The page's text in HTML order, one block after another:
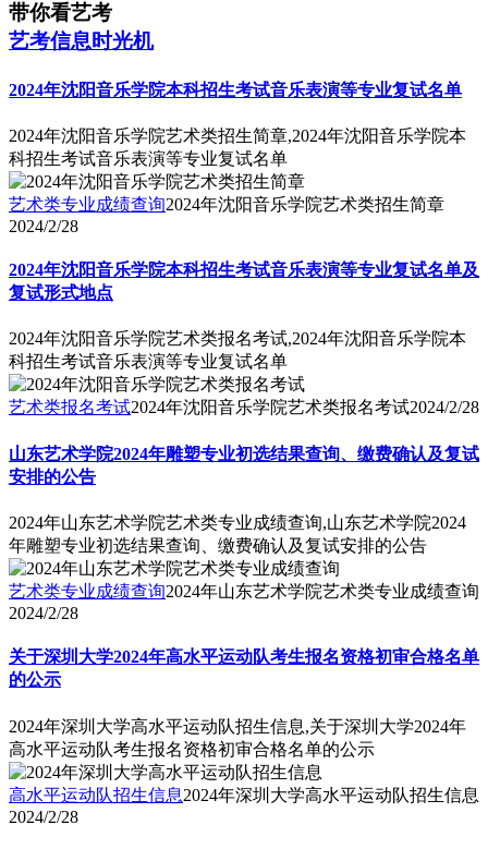
带你看艺考
艺考信息时光机
2024年沈阳音乐学院本科招生考试音乐表演等专业复试名单
2024年沈阳音乐学院艺术类招生简章,2024年沈阳音乐学院本
科招生考试音乐表演等专业复试名单
艺术类专业成绩查询2024年沈阳音乐学院艺术类招生简章
2024/2/28
2024年沈阳音乐学院本科招生考试音乐表演等专业复试名单及
复试形式地点
2024年沈阳音乐学院艺术类报名考试,2024年沈阳音乐学院本
科招生考试音乐表演等专业复试名单
艺术类报名考试2024年沈阳音乐学院艺术类报名考试2024/2/28
山东艺术学院2024年雕塑专业初选结果查询、缴费确认及复试
安排的公告
2024年山东艺术学院艺术类专业成绩查询,山东艺术学院2024
年雕塑专业初选结果查询、缴费确认及复试安排的公告
艺术类专业成绩查询2024年山东艺术学院艺术类专业成绩查询
2024/2/28
关于深圳大学2024年高水平运动队考生报名资格初审合格名单
的公示
2024年深圳大学高水平运动队招生信息,关于深圳大学2024年
高水平运动队考生报名资格初审合格名单的公示
高水平运动队招生信息2024年深圳大学高水平运动队招生信息
2024/2/28